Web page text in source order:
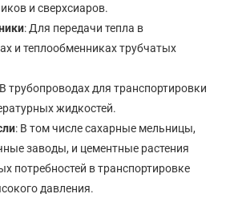
и сверхсиаров.
: Для передачи тепла в
и теплообменниках трубчатых
трубопроводах для транспортировки
жидкостей.
: В том числе сахарные мельницы,
заводы, и цементные растения
потребностей в транспортировке
давления.